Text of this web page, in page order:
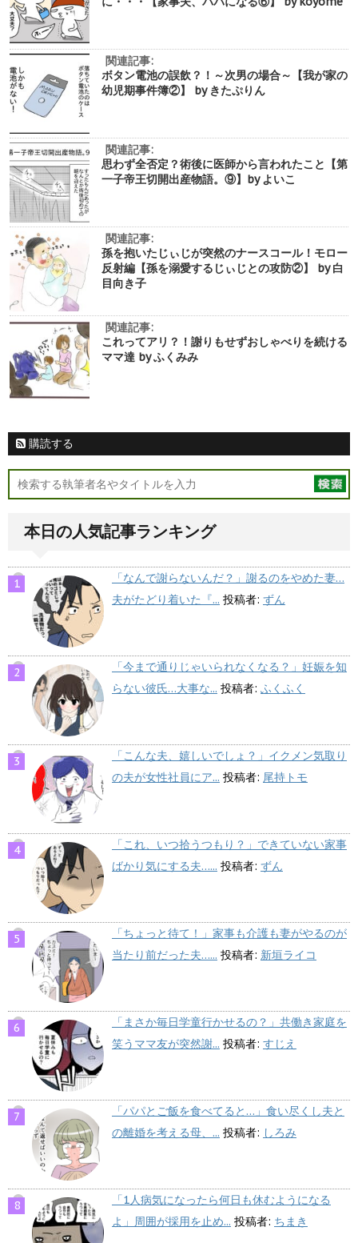
関連記事:
ボタン電池の誤飲？！～次男の場合～【我が家の
幼児期事件簿②】 by きたぷりん
関連記事:
思わず全否定？術後に医師から言われたこと【第
一子帝王切開出産物語。⑨】by よいこ
関連記事:
孫を抱いたじぃじが突然のナースコール！モロー
反射編【孫を溺愛するじぃじとの攻防②】 by 白
目向き子
関連記事:
これってアリ？！謝りもせずおしゃべりを続ける
ママ達 by ふくみみ
購読する
本日の人気記事ランキング
「なんで謝らないんだ？」謝るのをやめた妻…
夫がたどり着いた『... 投稿者: ずん
「今まで通りじゃいられなくなる？」妊娠を知
らない彼氏…大事な... 投稿者: ふくふく
「こんな夫、嬉しいでしょ？」イクメン気取り
の夫が女性社員にア... 投稿者: 尾持トモ
「これ、いつ拾うつもり？」できていない家事
ばかり気にする夫…... 投稿者: ずん
「ちょっと待て！」家事も介護も妻がやるのが
当たり前だった夫…... 投稿者: 新垣ライコ
「まさか毎日学童行かせるの？」共働き家庭を
笑うママ友が突然謝... 投稿者: すじえ
「パパとご飯を食べてると…」食い尽くし夫と
の離婚を考える母、... 投稿者: しろみ
「1人病気になったら何日も休むようになる
よ」周囲が採用を止め... 投稿者: ちまき